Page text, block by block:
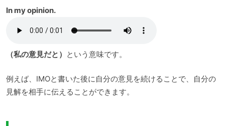
In my opinion.
（私の意見だと） という意味です。
例えば、IMOと書いた後に自分の意見を続けることで、自分の
見解を相手に伝えることができます。